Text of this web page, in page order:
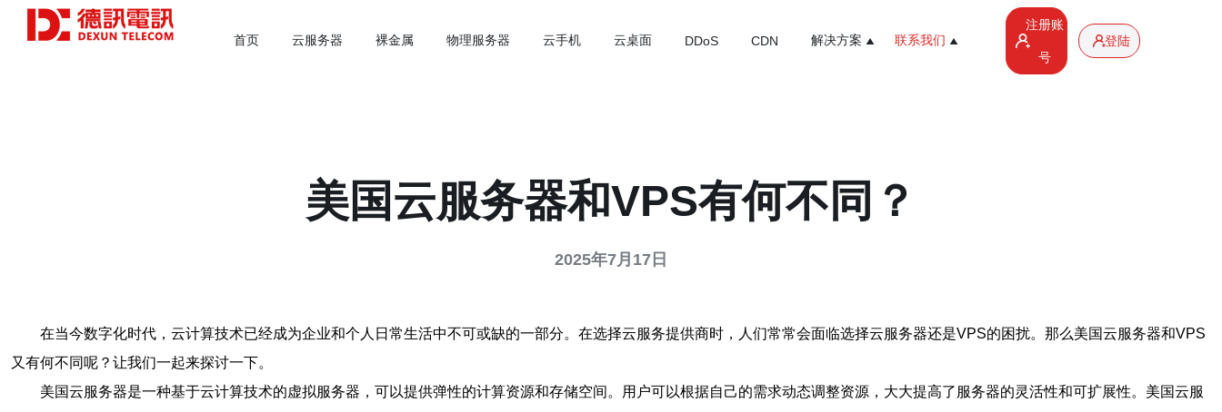
首页 云服务器 裸金属 物理服务器 云手机 云桌面 DDoS CDN 解决方案 联系我们
注册账
号
登陆
美国云服务器和VPS有何不同？
2025年7月17日
在当今数字化时代，云计算技术已经成为企业和个人日常生活中不可或缺的一部分。在选择云服务提供商时，人们常常会面临选择云服务器还是VPS的困扰。那么美国云服务器和VPS
又有何不同呢？让我们一起来探讨一下。
美国云服务器是一种基于云计算技术的虚拟服务器，可以提供弹性的计算资源和存储空间。用户可以根据自己的需求动态调整资源，大大提高了服务器的灵活性和可扩展性。美国云服